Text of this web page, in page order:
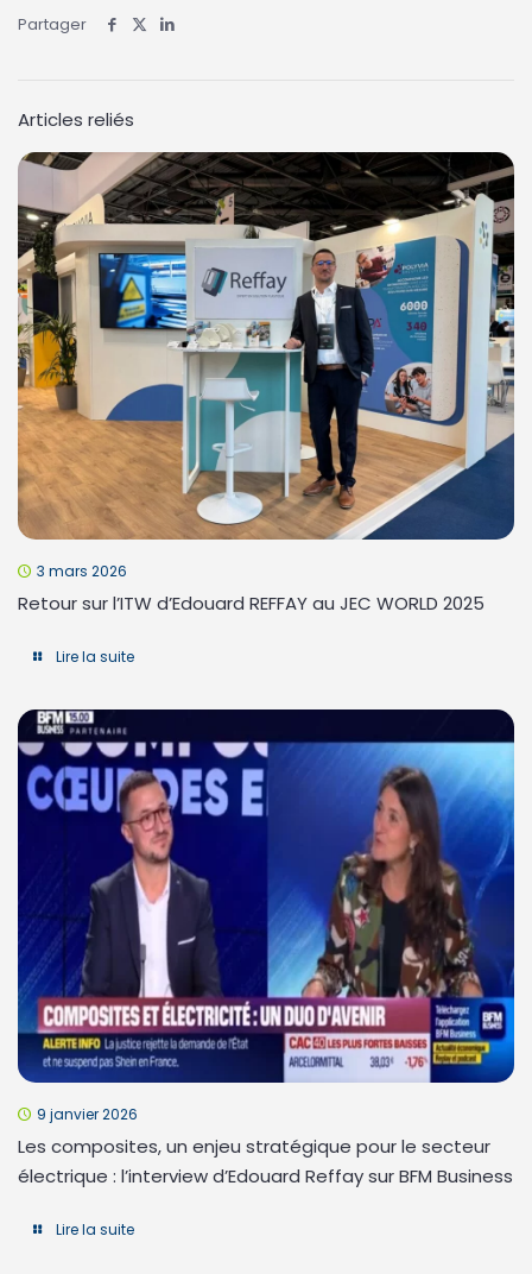
Partager
Articles reliés
3 mars 2026
Retour sur l’ITW d’Edouard REFFAY au JEC WORLD 2025
Lire la suite
9 janvier 2026
Les composites, un enjeu stratégique pour le secteur
électrique : l’interview d’Edouard Reffay sur BFM Business
Lire la suite